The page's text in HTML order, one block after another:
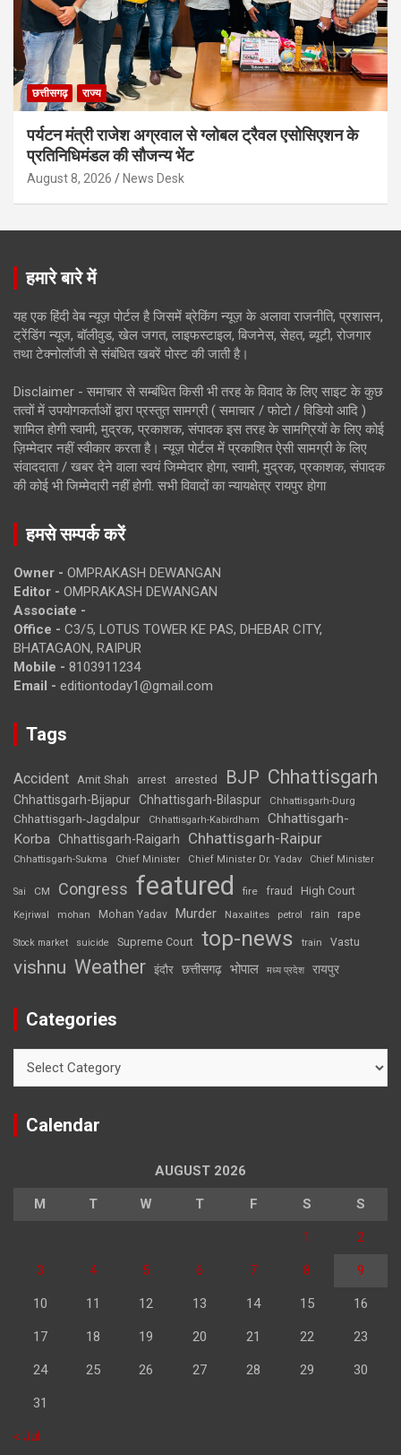
छत्तीसगढ़ राज्य
पर्यटन मंत्री राजेश अग्रवाल से ग्लोबल ट्रैवल एसोसिएशन के
प्रतिनिधिमंडल की सौजन्य भेंट
August 8, 2026 News Desk
हमारे बारे में
यह एक हिंदी वेब न्यूज़ पोर्टल है जिसमें ब्रेकिंग न्यूज़ के अलावा राजनीति, प्रशासन,
ट्रेंडिंग न्यूज, बॉलीवुड, खेल जगत, लाइफस्टाइल, बिजनेस, सेहत, ब्यूटी, रोजगार
तथा टेक्नोलॉजी से संबंधित खबरें पोस्ट की जाती है।
Disclaimer - समाचार से सम्बंधित किसी भी तरह के विवाद के लिए साइट के कुछ
तत्वों में उपयोगकर्ताओं द्वारा प्रस्तुत सामग्री ( समाचार / फोटो / विडियो आदि )
शामिल होगी स्वामी, मुद्रक, प्रकाशक, संपादक इस तरह के सामग्रियों के लिए कोई
ज़िम्मेदार नहीं स्वीकार करता है। न्यूज़ पोर्टल में प्रकाशित ऐसी सामग्री के लिए
संवाददाता / खबर देने वाला स्वयं जिम्मेदार होगा, स्वामी, मुद्रक, प्रकाशक, संपादक
की कोई भी जिम्मेदारी नहीं होगी. सभी विवादों का न्यायक्षेत्र रायपुर होगा
हमसे सम्पर्क करें
Owner - OMPRAKASH DEWANGAN
Editor - OMPRAKASH DEWANGAN
Associate -
Office - C3/5, LOTUS TOWER KE PAS, DHEBAR CITY,
BHATAGAON, RAIPUR
Mobile - 8103911234
Email - editiontoday1@gmail.com
Tags
Accident Amit Shah arrest arrested BJP Chhattisgarh
Chhattisgarh-Bijapur Chhattisgarh-Bilaspur Chhattisgarh-Durg
Chhattisgarh-Jagdalpur Chhattisgarh-Kabirdham
Chhattisgarh-
Korba Chhattisgarh-Raigarh Chhattisgarh-Raipur
Chhattisgarh-Sukma Chief Minister Chief Minister Dr. Yadav Chief Minister
Sai CM Congress featured fire fraud High Court
Kejriwal mohan Mohan Yadav Murder Naxalites petrol rain rape
Stock market suicide Supreme Court top-news train Vastu
vishnu Weather इंदौर छत्तीसगढ़ भोपाल मध्य प्रदेश रायपुर
Categories
Calendar
AUGUST 2026
M T W T F S S
1 2
3 4 5 6 7 8 9
10 11 12 13 14 15 16
17 18 19 20 21 22 23
24 25 26 27 28 29 30
31
« Jul